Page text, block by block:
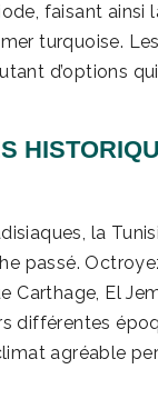
faisant ainsi
turquoise.
d’options
la
passé.
Carthage, El
différentes
agréable